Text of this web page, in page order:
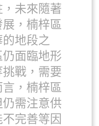
未來隨著
，楠梓區
地段之
面臨地形
戰，需要
，楠梓區
需注意供
完善等因